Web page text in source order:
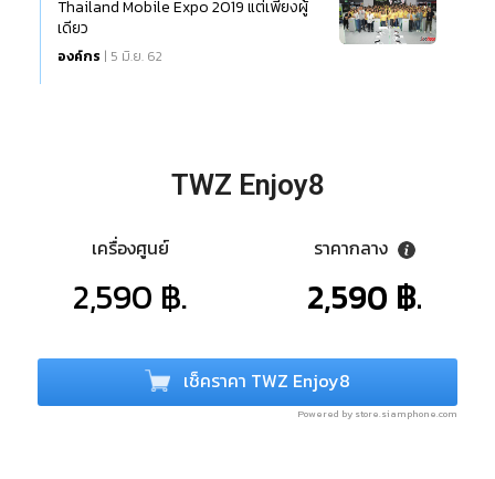
Thailand Mobile Expo 2019 แต่เพียงผู้
เดียว
องค์กร | 5 มิ.ย. 62
TWZ Enjoy8
เครื่องศูนย์
2,590 ฿.
ราคากลาง
2,590 ฿.
เช็คราคา TWZ Enjoy8
Powered by store.siamphone.com